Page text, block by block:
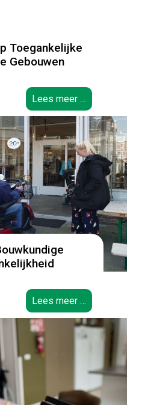
Toegankelijke
Gebouwen
Lees meer …
Lees meer …